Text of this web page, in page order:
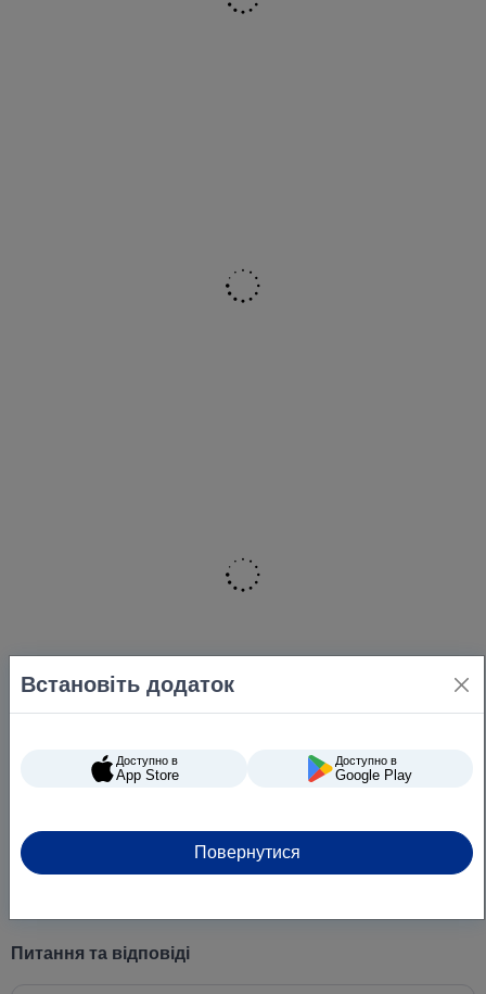
Питання та відповіді
Встановіть додаток
Доступно в
App Store
Доступно в
Google Play
Повернутися